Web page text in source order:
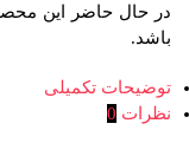
در حال حاضر این
باشد.
توضیحات تکمیلی
نظرات 0